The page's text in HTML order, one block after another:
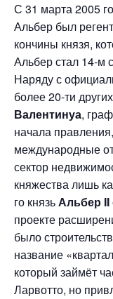
С 31 марта 2005
Альбер был
кончины князя,
Альбер стал 14-м
Наряду с
более 20-ти
Валентинуа, граф
начала
международные
сектор
княжества лишь
го князьАльбер II
проекте
было
название
который займёт
Ларвотто, но